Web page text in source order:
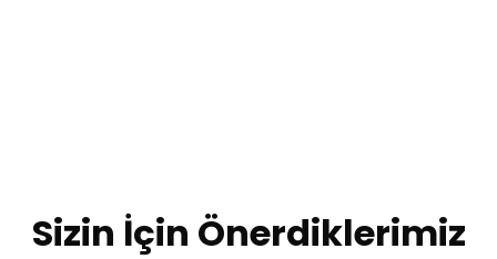
Sizin İçin Önerdiklerimiz